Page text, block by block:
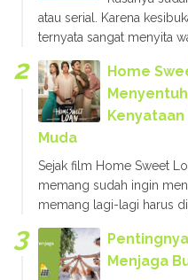
atau serial. Karena
ternyata sangat menyita
Home
Kenyataan
Muda
Sejak film Home Sweet
memang sudah ingin
memang lagi-lagi harus
Menjaga